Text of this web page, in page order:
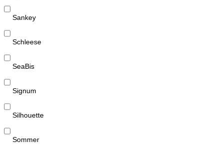
Sankey
Schleese
SeaBis
Signum
Silhouette
Sommer